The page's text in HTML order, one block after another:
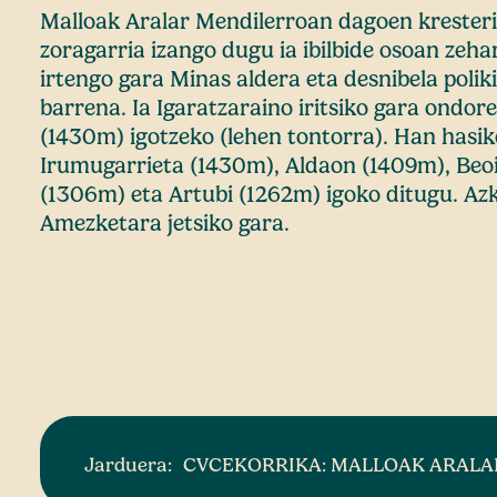
Malloak Aralar Mendilerroan dagoen
zoragarria izango dugu ia ibilbide osoan
irtengo gara Minas aldera eta desnibela
barrena. Ia Igaratzaraino iritsiko gara
(1430m) igotzeko (lehen tontorra). Han
Irumugarrieta (1430m), Aldaon (1409m),
(1306m) eta Artubi (1262m) igoko ditugu.
Amezketara jetsiko gara.
Jarduera: CVCEKORRIKA: MALLOAK